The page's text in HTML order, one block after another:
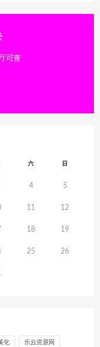
可查
六 日
4 5
11 12
18 19
25 26
化 乐云资源网